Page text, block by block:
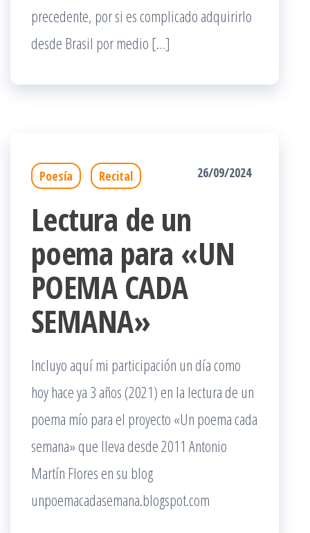
precedente, por si es complicado adquirirlo
desde Brasil por medio […]
Poesía Recital 26/09/2024
Lectura de un
poema para «UN
POEMA CADA
SEMANA»
Incluyo aquí mi participación un día como
hoy hace ya 3 años (2021) en la lectura de un
poema mío para el proyecto «Un poema cada
semana» que lleva desde 2011 Antonio
Martín Flores en su blog
unpoemacadasemana.blogspot.com